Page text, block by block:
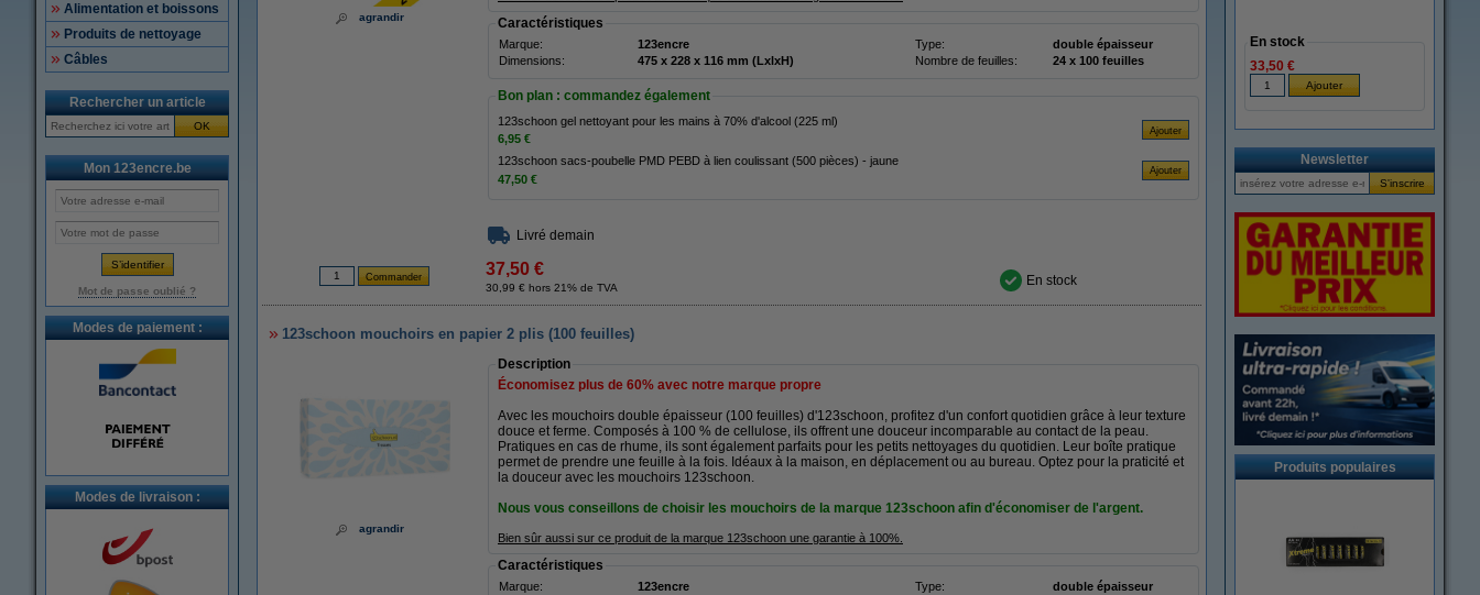
Alimentation et boissons
Produits de nettoyage
Câbles
Rechercher un article
OK
Mon 123encre.be
Mot de passe oublié ?
Modes de paiement :
Modes de livraison :
agrandir Caractéristiques
Marque: 123encre Type:
double épaisseur
Dimensions:
475 x 228 x 116 mm (LxlxH) Nombre de feuilles: 24 x 100 feuilles
Bon plan : commandez également
123schoon gel nettoyant pour les mains à 70% d'alcool (225 ml)
6,95 €
123schoon sacs-poubelle PMD PEBD à lien coulissant (500 pièces) - jaune
47,50 €
Livré demain
37,50 €
30,99 € hors 21% de TVA En stock
123schoon mouchoirs en papier 2 plis (100 feuilles)
agrandir
Description
Économisez plus de 60% avec notre marque propre
Avec les mouchoirs double épaisseur (100 feuilles) d'123schoon, profitez d'un confort quotidien grâce à leur texture
douce et ferme. Composés à 100 % de cellulose, ils offrent une douceur incomparable au contact de la peau.
Pratiques en cas de rhume, ils sont également parfaits pour les petits nettoyages du quotidien. Leur boîte pratique
permet de prendre une feuille à la fois. Idéaux à la maison, en déplacement ou au bureau. Optez pour la praticité et
la douceur avec les mouchoirs 123schoon.
Nous vous conseillons de choisir les mouchoirs de la marque 123schoon afin d'économiser de l'argent.
Bien sûr aussi sur ce produit de la marque 123schoon une garantie à 100%.
Caractéristiques
Marque: 123encre Type:
double épaisseur
En stock
33,50 €
Newsletter
Produits populaires